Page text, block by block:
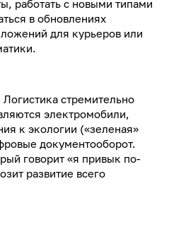
работать с новыми типами
в обновлениях
для курьеров или
Логистика стремительно
электромобили,
к экологии («зеленая»
документооборот.
говорит «я привык по-
развитие всего